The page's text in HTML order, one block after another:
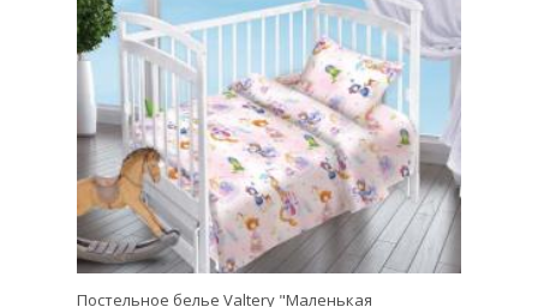
Постельное белье Valtery "Маленькая